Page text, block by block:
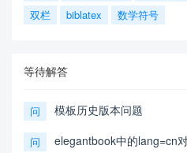
双栏
biblatex 数学符号
等待解答
问 模板历史版本问题
问 elegantbook中的lang=cn